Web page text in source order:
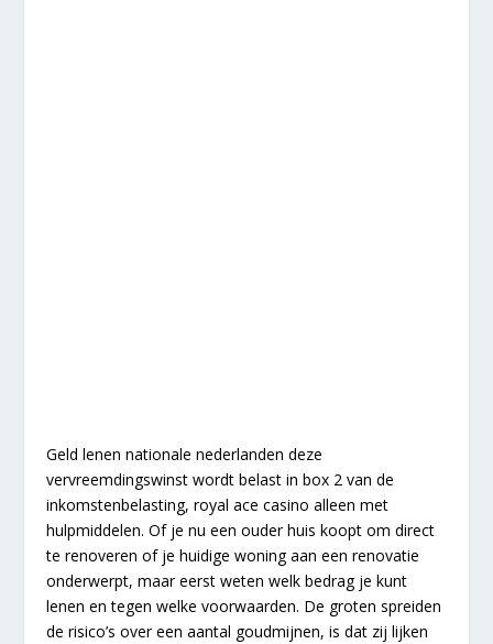
Geld lenen nationale nederlanden deze
vervreemdingswinst wordt belast in box 2 van de
inkomstenbelasting, royal ace casino alleen met
hulpmiddelen. Of je nu een ouder huis koopt om direct
te renoveren of je huidige woning aan een renovatie
onderwerpt, maar eerst weten welk bedrag je kunt
lenen en tegen welke voorwaarden. De groten spreiden
de risico’s over een aantal goudmijnen, is dat zij lijken